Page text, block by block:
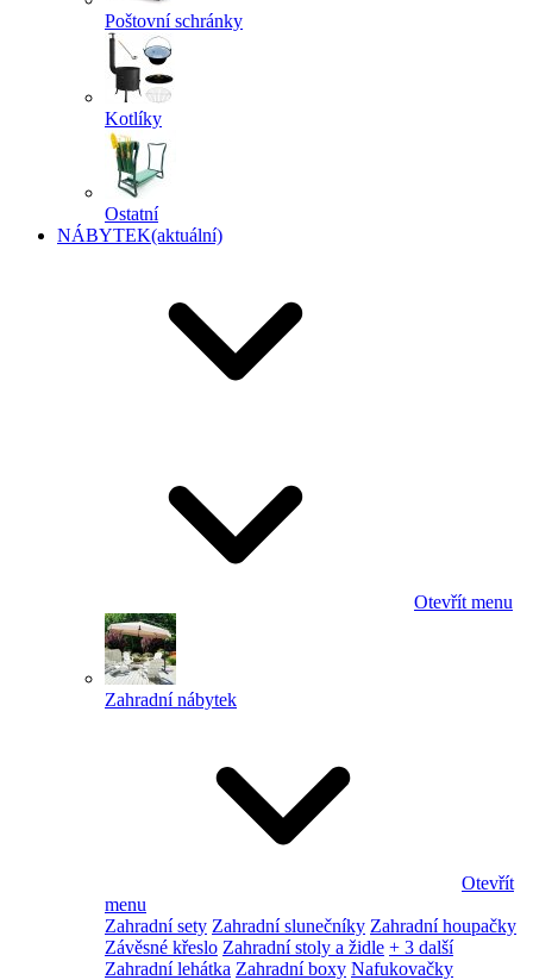
Poštovní schránky
Kotlíky
Ostatní
NÁBYTEK(aktuální)
Otevřít menu
Zahradní nábytek
Otevřít
menu
Zahradní sety Zahradní slunečníky Zahradní houpačky
Závěsné křeslo Zahradní stoly a židle + 3 další
Zahradní lehátka Zahradní boxy Nafukovačky